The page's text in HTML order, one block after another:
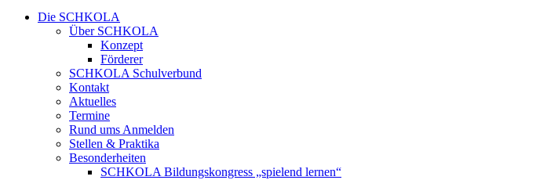
Die SCHKOLA
Über SCHKOLA
Konzept
Förderer
SCHKOLA Schulverbund
Kontakt
Aktuelles
Termine
Rund ums Anmelden
Stellen & Praktika
Besonderheiten
SCHKOLA Bildungskongress „spielend lernen“